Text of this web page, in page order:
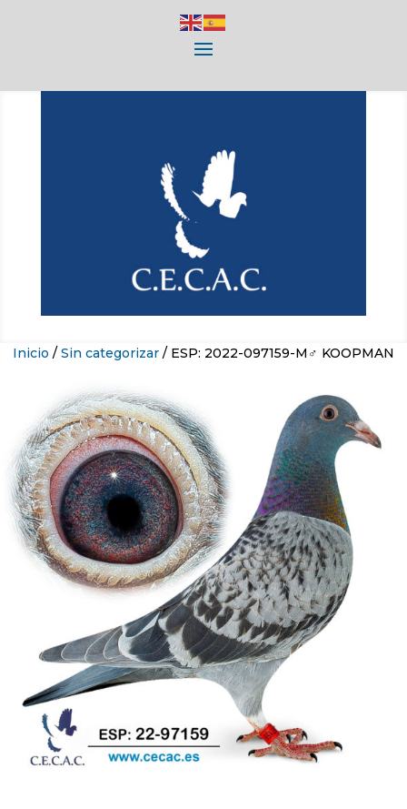
Inicio / Sin categorizar / ESP: 2022-097159-M♂ KOOPMAN